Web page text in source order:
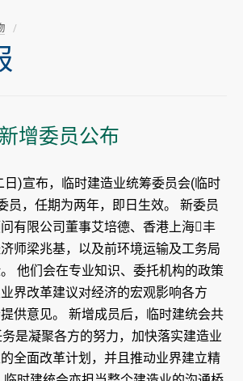
增委员公布
日)宣布，临时建造业统筹委员会(临时
员，任期为两年，即日生效。 新委员
有限公司董事艾培德、香港上海丰
师梁兆基，以及前环境运输及工务局
他们会在专业知识、委托机构的政策
界改革建议对经济的宏观影响各方
供意见。 新增成员后，临时建统会共
是凝聚各方的努力，加快落实建造业
全面改革计划，并且推动业界建立精